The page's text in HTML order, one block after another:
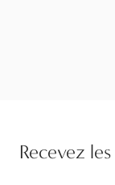
Recevez